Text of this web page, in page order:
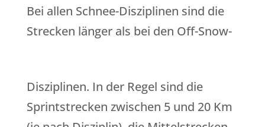
Bei allen Schnee-Disziplinen sind die
Strecken länger als bei den Off-Snow-
Disziplinen. In der Regel sind die
Sprintstrecken zwischen 5 und 20 Km